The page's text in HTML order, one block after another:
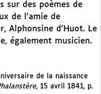
sur des poèmes de
de l’amie de
Alphonsine d’Huot. Le
également musicien.
de la naissance
, 15 avril 1841, p.